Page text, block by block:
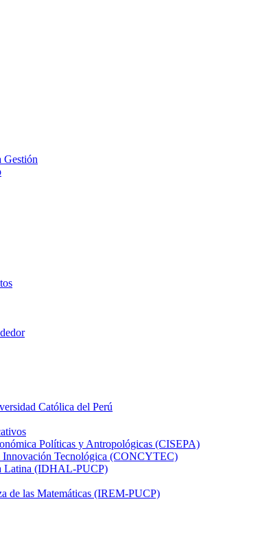
Gestión
Católica del Perú
Políticas y Antropológicas (CISEPA)
Innovación Tecnológica (CONCYTEC)
Latina (IDHAL-PUCP)
de las Matemáticas (IREM-PUCP)